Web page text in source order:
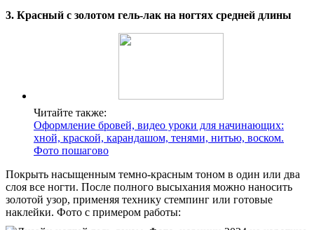
3. Красный с золотом гель-лак на ногтях средней длины
Читайте также:
Оформление бровей, видео уроки для начинающих:
хной, краской, карандашом, тенями, нитью, воском.
Фото пошагово
Покрыть насыщенным темно-красным тоном в один или два
слоя все ногти. После полного высыхания можно наносить
золотой узор, применяя технику стемпинг или готовые
наклейки. Фото с примером работы: